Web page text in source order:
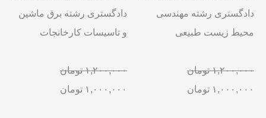
دادگستری رشته مهندسی
محیط زیست طبیعی
۱,۲۰۰,۰۰۰ تومانقیمت
۱,۰۰۰,۰۰۰ تومان
قیمت
دادگستری رشته برق ماشین
و تاسیسات کارخانجات
۱,۲۰۰,۰۰۰ تومانقیمت
۱,۰۰۰,۰۰۰ تومان
قیمت